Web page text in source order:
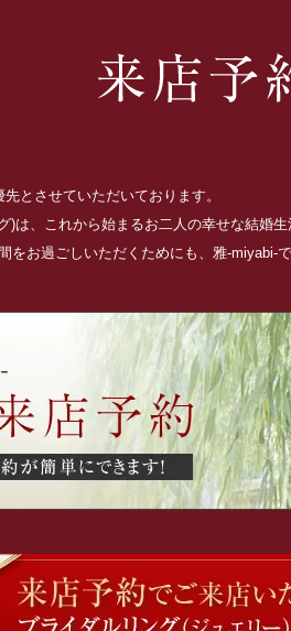
とさせていただいております。
は、これから始まるお二人の幸せな結婚
お過ごしいただくためにも、雅-miyabi-